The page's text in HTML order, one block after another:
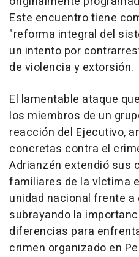
Este encuentro tiene
"reforma integral del
un intento por
de violencia y extorsión.
El lamentable ataque
los miembros de un
reacción del Ejecutivo,
concretas contra el
Adrianzén extendió sus
familiares de la víctima
unidad nacional frente
subrayando la
diferencias para
crimen organizado en